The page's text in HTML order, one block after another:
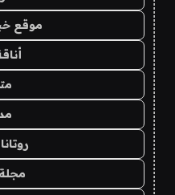
موقع
مجلة